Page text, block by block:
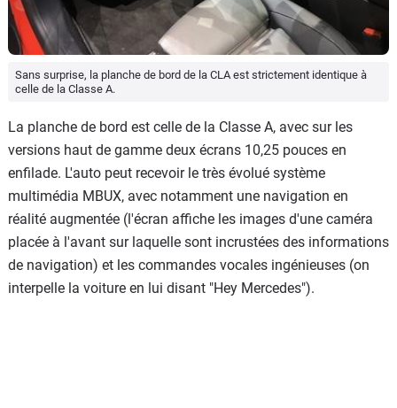
Sans surprise, la planche de bord de la CLA est strictement identique à
celle de la Classe A.
La planche de bord est celle de la Classe A, avec sur les
versions haut de gamme deux écrans 10,25 pouces en
enfilade. L'auto peut recevoir le très évolué système
multimédia MBUX, avec notamment une navigation en
réalité augmentée (l'écran affiche les images d'une caméra
placée à l'avant sur laquelle sont incrustées des informations
de navigation) et les commandes vocales ingénieuses (on
interpelle la voiture en lui disant "Hey Mercedes").